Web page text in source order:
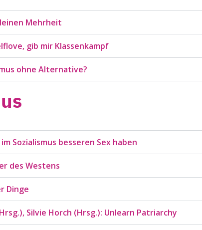
Mehrheit
gib mir Klassenkampf
ohne Alternative?
Sozialismus besseren Sex haben
des Westens
Dinge
Silvie Horch (Hrsg.): Unlearn Patriarchy